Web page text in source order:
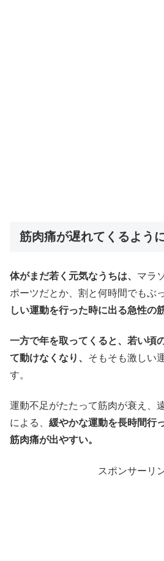
筋肉痛が遅れてくるよう
体がまだ若く元気なうちは、 マラ
ポーツだとか、割と何時間でもぶ
しい運動を行った時に出る急性の
一方で年を取ってくると、若い頃
て動けなくなり、 そもそも激しい
す。
運動不足がたたって筋肉が衰え、
による、 緩やかな運動を長時間行
筋肉痛が出やすい。
スポンサーリ